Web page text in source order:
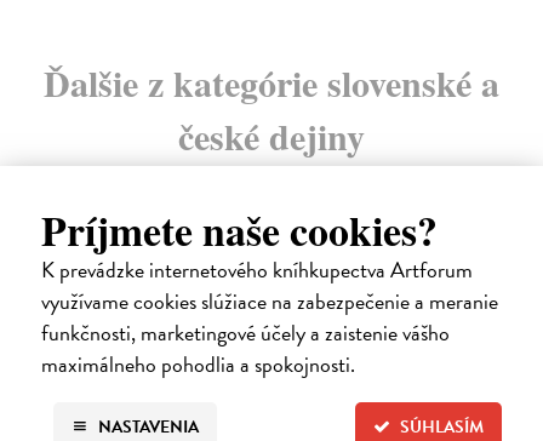
Príjmete naše cookies?
K prevádzke internetového kníhkupectva Artforum
využívame cookies slúžiace na zabezpečenie a meranie
funkčnosti, marketingové účely a zaistenie vášho
maximálneho pohodlia a spokojnosti.
SÚHLASÍM
NASTAVENIA
Ďalšie z kategórie slovenské a
české dejiny
na sklade